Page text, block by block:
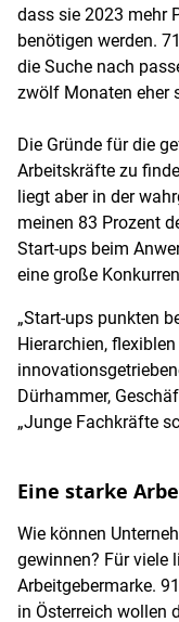
dass sie 2023 mehr
benötigen werden.
die Suche nach
zwölf Monaten eher
Die Gründe für die
Arbeitskräfte zu
liegt aber in der
meinen 83 Prozent
Start-ups beim
eine große
„Start-ups punkten
Hierarchien,
Dürhammer,
„Junge Fachkräfte
Eine starke
Wie können
gewinnen? Für viele
Arbeitgebermarke.
in Österreich wollen